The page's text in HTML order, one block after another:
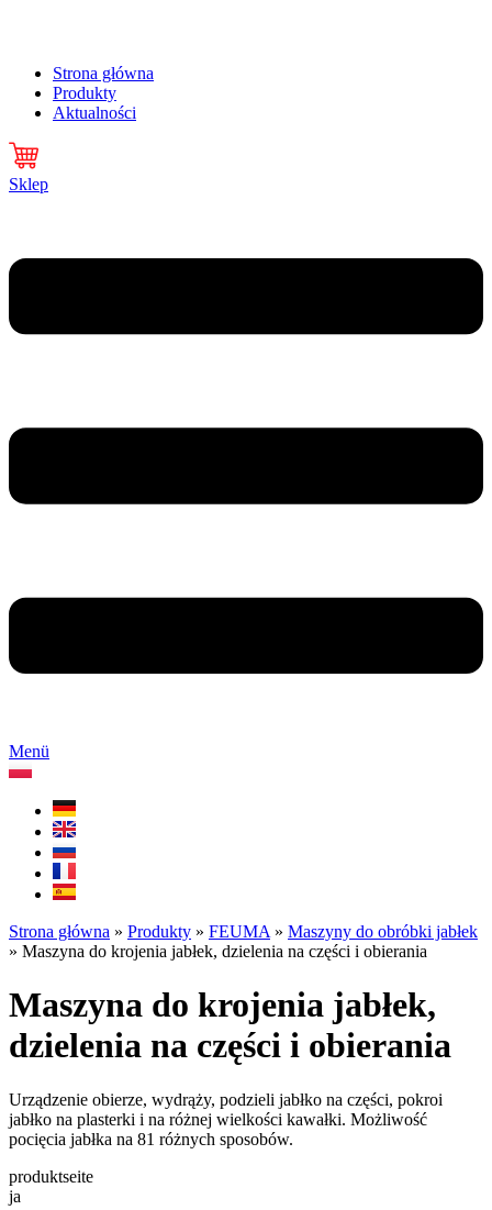
Strona główna
Produkty
Aktualności
Sklep
Menü
Strona główna » Produkty » FEUMA » Maszyny do obróbki jabłek
» Maszyna do krojenia jabłek, dzielenia na części i obierania
Maszyna do krojenia jabłek,
dzielenia na części i obierania
Urządzenie obierze, wydrąży, podzieli jabłko na części, pokroi
jabłko na plasterki i na różnej wielkości kawałki. Możliwość
pocięcia jabłka na 81 różnych sposobów.
produktseite
ja